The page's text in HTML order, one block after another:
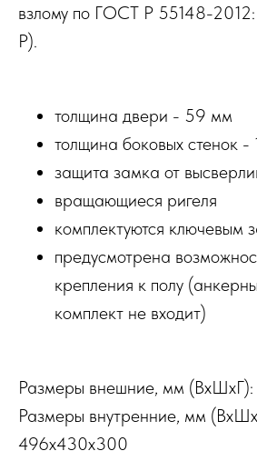
взлому по ГОСТ Р 55148-
Р).
толщина двери - 59 мм
толщина боковых стенок -
защита замка от
вращающиеся ригеля
комплектуются ключевым
предусмотрена
крепления к полу
комплект не входит)
Размеры внешние, мм
Размеры внутренние, мм
496x430x300